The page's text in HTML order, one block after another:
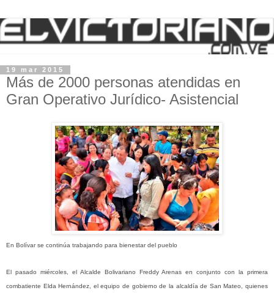
19 mar 2015
Más de 2000 personas atendidas en
Gran Operativo Jurídico- Asistencial
En Bolívar se continúa trabajando para bienestar del pueblo
El pasado miércoles, el Alcalde Bolivariano Freddy Arenas en conjunto con la primera
combatiente Elda Hernández, el equipo de gobierno de la alcaldía de San Mateo, quienes